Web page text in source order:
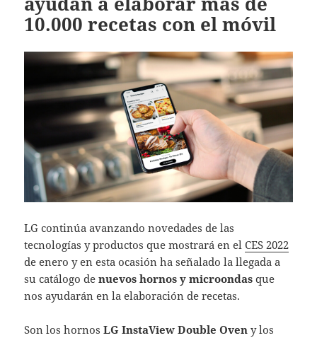
10.000 recetas con el móvil
LG continúa avanzando novedades de las
tecnologías y productos que mostrará en elCES 2022
de enero y en esta ocasión ha señalado la llegada a
su catálogo denuevos hornos y microondas que
nos ayudarán en la elaboración de recetas.
Son los hornosLG InstaView Double Oven y los